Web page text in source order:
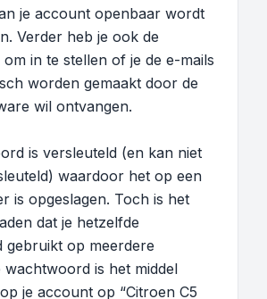
je account openbaar wordt
Verder heb je ook de
om in te stellen of je de e-mails
worden gemaakt door de
wil ontvangen.
is versleuteld (en kan niet
waardoor het op een
is opgeslagen. Toch is het
dat je hetzelfde
gebruikt op meerdere
wachtwoord is het middel
je account op “Citroen C5